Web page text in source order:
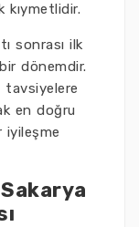
kıymetlidir.
sonrası ilk
dönemdir.
tavsiyelere
en doğru
iyileşme